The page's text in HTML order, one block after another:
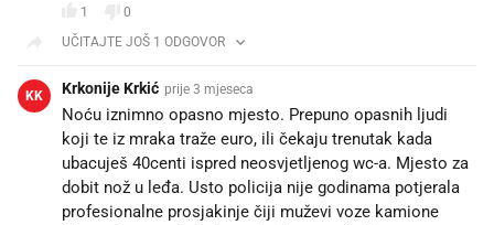
1
0
UČITAJTE JOŠ 1 ODGOVOR
KK Krkonije Krkić prije 3 mjeseca
Noću iznimno opasno mjesto. Prepuno opasnih ljudi
koji te iz mraka traže euro, ili čekaju trenutak kada
ubacuješ 40centi ispred neosvjetljenog wc-a. Mjesto za
dobit nož u leđa. Usto policija nije godinama potjerala
profesionalne prosjakinje čiji muževi voze kamione